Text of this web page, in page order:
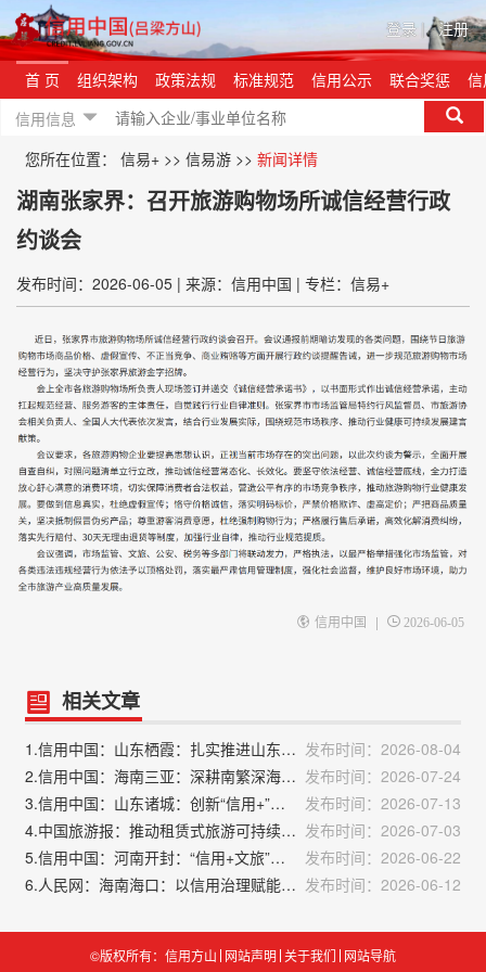
登录 | 注册
首 页 组织架构 政策法规 标准规范 信用公示 联合奖惩
信用信息
您所在位置： 信易+ >> 信易游 >> 新闻详情
湖南张家界：召开旅游购物场所诚信经营行政
约谈会
发布时间：2026-06-05 | 来源：信用中国 | 专栏：信易+
信用中国 | 2026-06-05
相关文章
1.信用中国：山东栖霞：扎实推进山东省“信用+文旅”场景应用落地 发布时间：2026-08-04
2.信用中国：海南三亚：深耕南繁深海与旅游信用新场景 发布时间：2026-07-24
3.信用中国：山东诸城：创新“信用+”模式激活县域经济发展新动能
发布时间：2026-07-13
4.中国旅游报：推动租赁式旅游可持续发展 发布时间：2026-07-03
5.信用中国：河南开封：“信用+文旅”创新模式获全国观摩推广
发布时间：2026-06-22
6.人民网：海南海口：以信用治理赋能企业高质量发展 发布时间：2026-06-12
©版权所有：信用方山 网站声明 关于我们 网站导航